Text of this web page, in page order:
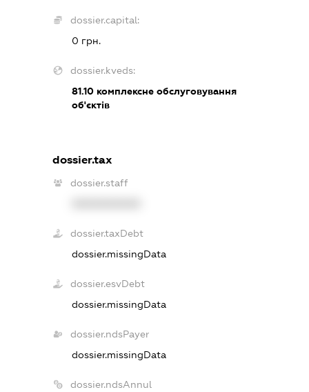
dossier.capital:
0 грн.
dossier.kveds:
81.10 комплексне обслуговування
об'єктів
dossier.tax
dossier.staff
dossier.taxDebt
dossier.missingData
dossier.esvDebt
dossier.missingData
dossier.ndsPayer
dossier.missingData
dossier.ndsAnnul